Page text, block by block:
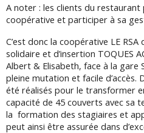
A noter : les clients du
coopérative et participer à sa
C’est donc la coopérative LE
solidaire et d’insertion TOQUES
Albert & Elisabeth, face à la gare
pleine mutation et facile
été réalisés pour le transformer
capacité de 45 couverts avec sa
la formation des stagiaires et
peut ainsi être assurée dans